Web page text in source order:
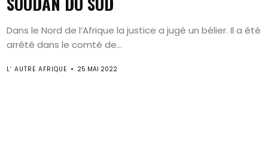
Dans le Nord de l’Afrique la justice a jugé un bélier. Il a été
arrêté dans le comté de...
L’ AUTRE AFRIQUE 25 MAI 2022